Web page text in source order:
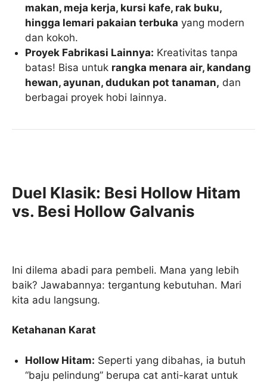
makan, meja kerja, kursi kafe, rak buku,
hingga lemari pakaian terbuka yang modern
dan kokoh.
Proyek Fabrikasi Lainnya: Kreativitas tanpa
batas! Bisa untuk rangka menara air, kandang
hewan, ayunan, dudukan pot tanaman, dan
berbagai proyek hobi lainnya.
Duel Klasik: Besi Hollow Hitam
vs. Besi Hollow Galvanis
Ini dilema abadi para pembeli. Mana yang lebih
baik? Jawabannya: tergantung kebutuhan. Mari
kita adu langsung.
Ketahanan Karat
Hollow Hitam: Seperti yang dibahas, ia butuh
“baju pelindung” berupa cat anti-karat untuk